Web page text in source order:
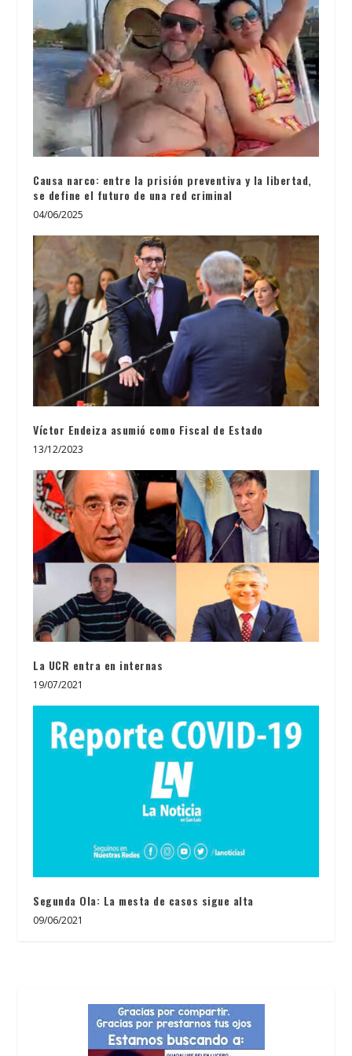
Causa narco: entre la prisión preventiva y la libertad,
se define el futuro de una red criminal
04/06/2025
Víctor Endeiza asumió como Fiscal de Estado
13/12/2023
La UCR entra en internas
19/07/2021
Segunda Ola: La mesta de casos sigue alta
09/06/2021